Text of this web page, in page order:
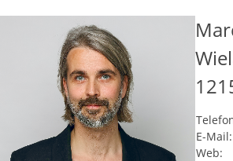
E-Mail:
Web: